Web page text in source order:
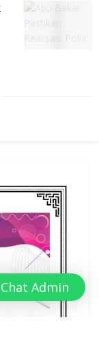
Chat Admin